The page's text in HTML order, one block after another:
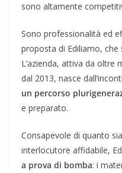
sono altamente
Sono professionalità ed
proposta di Ediliamo, che
L’azienda, attiva da oltre
dal 2013, nasce
un percorso
e preparato.
Consapevole di quanto
interlocutore affidabile,
a prova di bomba: i